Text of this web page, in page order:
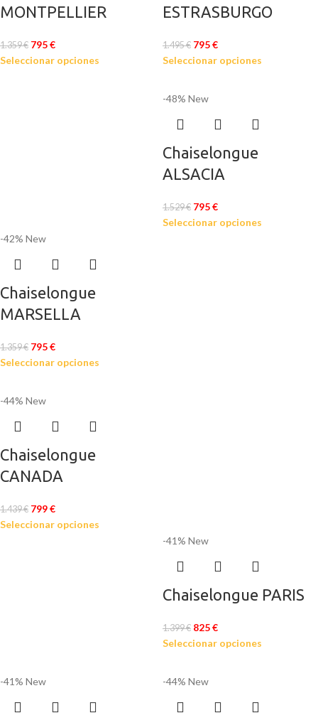
MONTPELLIER
1.359€ 795€
Seleccionar opciones
ESTRASBURGO
1.495€ 795€
Seleccionar opciones
-42% New
Chaiselongue
MARSELLA
1.359€ 795€
Seleccionar opciones
-48% New
Chaiselongue
ALSACIA
1.529€ 795€
Seleccionar opciones
-44% New
Chaiselongue
CANADA
1.439€ 799€
Seleccionar opciones
-41% New
Chaiselongue PARIS
1.399€ 825€
Seleccionar opciones
-41% New -44% New